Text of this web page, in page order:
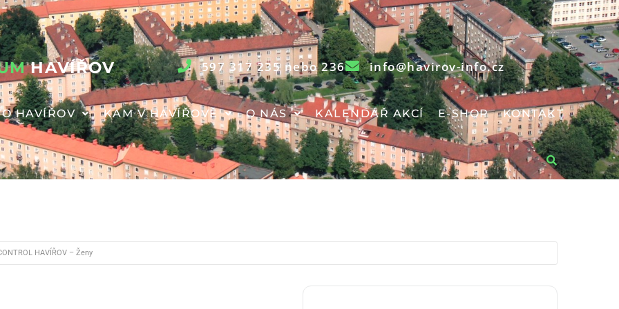
HAVÍŘOV 597 317 235 nebo 236 info@havirov-info.cz
HAVÍŘOV KAM V HAVÍŘOVĚ O NÁS KALENDÁŘ AKCÍ E-SHOP KONTAKT
HAVÍŘOV – Ženy